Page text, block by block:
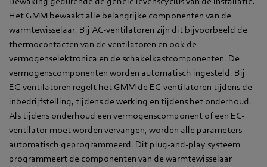
Het GMM bewaakt alle belangrijke componenten van de
warmtewisselaar. Bij AC-ventilatoren zijn dit bijvoorbeeld de
thermocontacten van de ventilatoren en ook de
vermogenselektronica en de schakelkastcomponenten. De
vermogenscomponenten worden automatisch ingesteld. Bij
EC-ventilatoren regelt het GMM de EC-ventilatoren tijdens de
inbedrijfstelling, tijdens de werking en tijdens het onderhoud.
Als tijdens onderhoud een vermogenscomponent of een EC-
ventilator moet worden vervangen, worden alle parameters
automatisch geprogrammeerd. Dit plug-and-play systeem
programmeert de componenten van de warmtewisselaar